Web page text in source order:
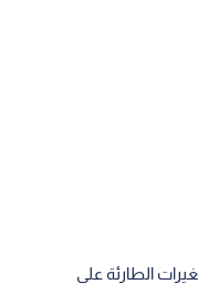
الطارئة على